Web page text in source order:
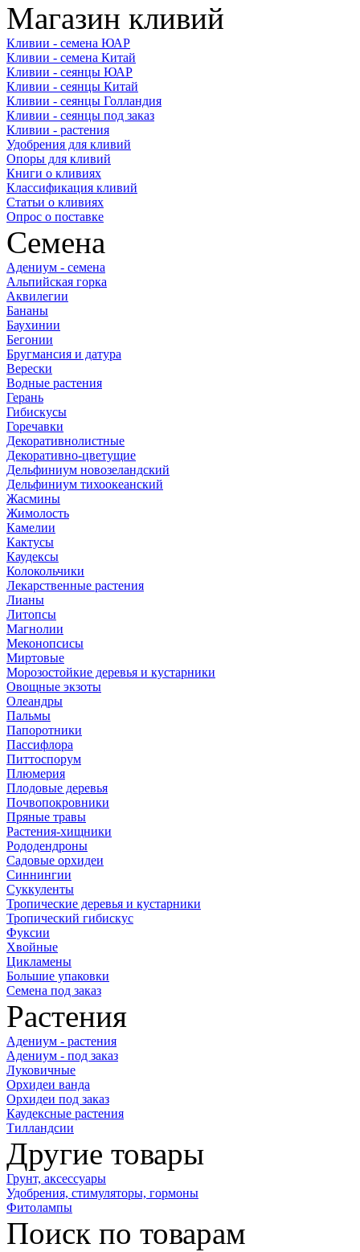
Магазин кливий
Кливии - семена ЮАР
Кливии - семена Китай
Кливии - сеянцы ЮАР
Кливии - сеянцы Китай
Кливии - сеянцы Голландия
Кливии - сеянцы под заказ
Кливии - растения
Удобрения для кливий
Опоры для кливий
Книги о кливиях
Классификация кливий
Статьи о кливиях
Опрос о поставке
Семена
Адениум - семена
Альпийская горка
Аквилегии
Бананы
Баухинии
Бегонии
Бругмансия и датура
Верески
Водные растения
Герань
Гибискусы
Горечавки
Декоративнолистные
Декоративно-цветущие
Дельфиниум новозеландский
Дельфиниум тихоокеанский
Жасмины
Жимолость
Камелии
Кактусы
Каудексы
Колокольчики
Лекарственные растения
Лианы
Литопсы
Магнолии
Меконопсисы
Миртовые
Морозостойкие деревья и кустарники
Овощные экзоты
Олеандры
Пальмы
Папоротники
Пассифлора
Питтоспорум
Плюмерия
Плодовые деревья
Почвопокровники
Пряные травы
Растения-хищники
Рододендроны
Садовые орхидеи
Синнингии
Суккуленты
Тропические деревья и кустарники
Тропический гибискус
Фуксии
Хвойные
Цикламены
Большие упаковки
Семена под заказ
Растения
Адениум - растения
Адениум - под заказ
Луковичные
Орхидеи ванда
Орхидеи под заказ
Каудексные растения
Тилландсии
Другие товары
Грунт, аксессуары
Удобрения, стимуляторы, гормоны
Фитолампы
Поиск по товарам